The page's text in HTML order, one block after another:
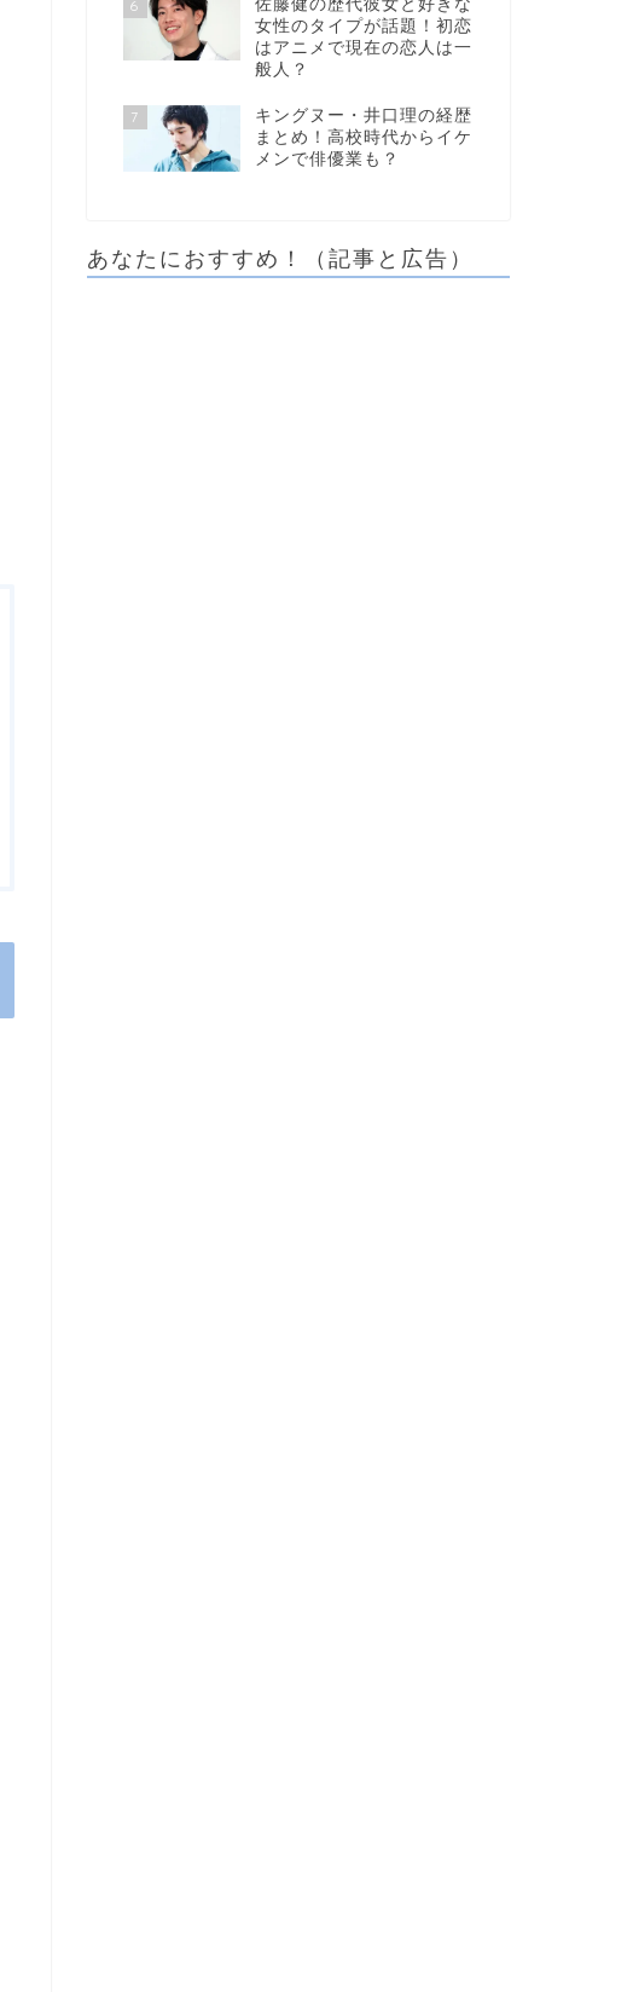
6
佐藤健の歴代彼女と好きな
女性のタイプが話題！初恋
はアニメで現在の恋人は一
般人？
7
キングヌー・井口理の経歴
まとめ！高校時代からイケ
メンで俳優業も？
あなたにおすすめ！（記事と広告）